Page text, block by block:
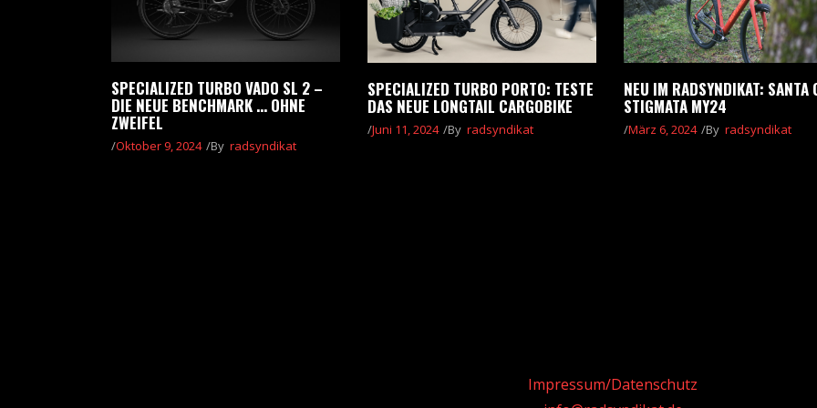
SPECIALIZED TURBO VADO SL 2 –
DIE NEUE BENCHMARK … OHNE
ZWEIFEL
Oktober 9, 2024 By radsyndikat
SPECIALIZED TURBO PORTO: TESTE
DAS NEUE LONGTAIL CARGOBIKE
Juni 11, 2024 By radsyndikat
NEU IM RADSYNDIKAT: SANTA
STIGMATA MY24
März 6, 2024 By radsyndikat
Impressum/Datenschutz